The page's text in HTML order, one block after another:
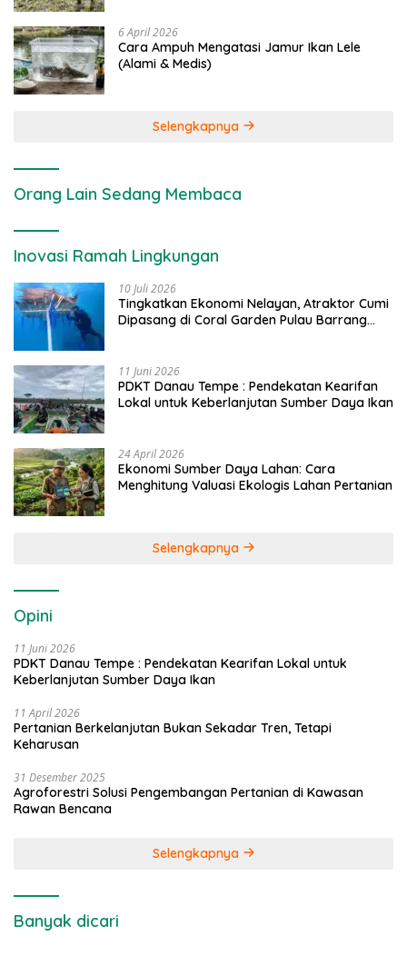
6 April 2026
Cara Ampuh Mengatasi Jamur Ikan Lele
(Alami & Medis)
Selengkapnya
Orang Lain Sedang Membaca
Inovasi Ramah Lingkungan
10 Juli 2026
Tingkatkan Ekonomi Nelayan, Atraktor Cumi
Dipasang di Coral Garden Pulau Barrang
11 Juni 2026
PDKT Danau Tempe : Pendekatan Kearifan
Lokal untuk Keberlanjutan Sumber Daya Ikan
24 April 2026
Ekonomi Sumber Daya Lahan: Cara
Menghitung Valuasi Ekologis Lahan Pertanian
Selengkapnya
Opini
11 Juni 2026
PDKT Danau Tempe : Pendekatan Kearifan Lokal untuk
Keberlanjutan Sumber Daya Ikan
11 April 2026
Pertanian Berkelanjutan Bukan Sekadar Tren, Tetapi
Keharusan
31 Desember 2025
Agroforestri Solusi Pengembangan Pertanian di Kawasan
Rawan Bencana
Selengkapnya
Banyak dicari